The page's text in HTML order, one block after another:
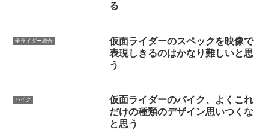
る
全ライダー総合
仮面ライダーのスペックを映像で
表現しきるのはかなり難しいと思
う
バイク
仮面ライダーのバイク、よくこれ
だけの種類のデザイン思いつくな
と思う